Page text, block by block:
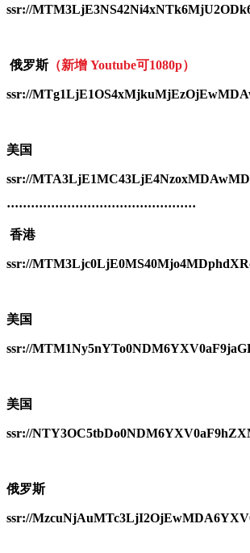
ssr://
俄罗斯（新增 Youtube可1080p）
ssr://
美国
ssr://
···············································
香港
ssr://
美国
ssr://
美国
ssr://
俄罗斯
ssr://